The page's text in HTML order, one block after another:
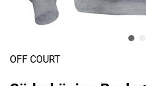
OFF COURT